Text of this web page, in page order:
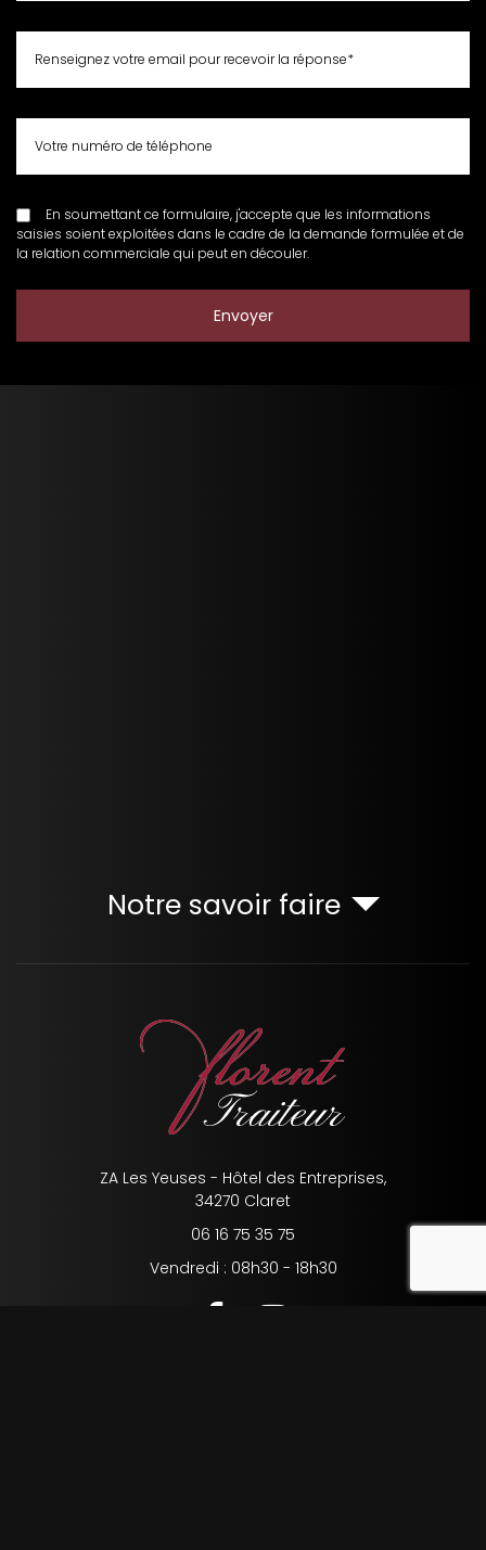
En soumettant ce formulaire, j'accepte que les informations
saisies soient exploitées dans le cadre de la demande formulée et de
la relation commerciale qui peut en découler.
Notre savoir faire
ZA Les Yeuses - Hôtel des Entreprises,
34270 Claret
06 16 75 35 75
Vendredi : 08h30 - 18h30